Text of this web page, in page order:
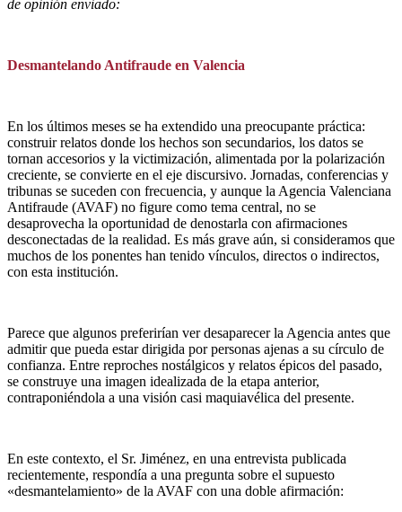
de opinión enviado:
Desmantelando Antifraude en Valencia
En los últimos meses se ha extendido una preocupante práctica:
construir relatos donde los hechos son secundarios, los datos se
tornan accesorios y la victimización, alimentada por la polarización
creciente, se convierte en el eje discursivo. Jornadas, conferencias y
tribunas se suceden con frecuencia, y aunque la Agencia Valenciana
Antifraude (AVAF) no figure como tema central, no se
desaprovecha la oportunidad de denostarla con afirmaciones
desconectadas de la realidad. Es más grave aún, si consideramos que
muchos de los ponentes han tenido vínculos, directos o indirectos,
con esta institución.
Parece que algunos preferirían ver desaparecer la Agencia antes que
admitir que pueda estar dirigida por personas ajenas a su círculo de
confianza. Entre reproches nostálgicos y relatos épicos del pasado,
se construye una imagen idealizada de la etapa anterior,
contraponiéndola a una visión casi maquiavélica del presente.
En este contexto, el Sr. Jiménez, en una entrevista publicada
recientemente, respondía a una pregunta sobre el supuesto
«desmantelamiento» de la AVAF con una doble afirmación: